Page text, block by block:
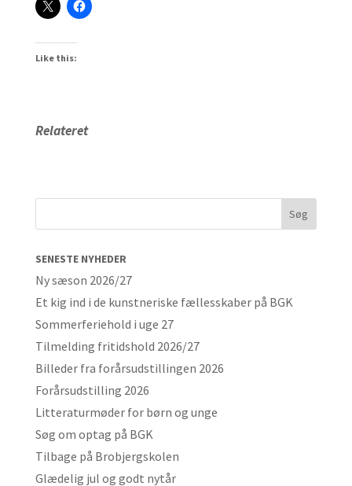
Like this:
Relateret
SENESTE NYHEDER
Ny sæson 2026/27
Et kig ind i de kunstneriske fællesskaber på BGK
Sommerferiehold i uge 27
Tilmelding fritidshold 2026/27
Billeder fra forårsudstillingen 2026
Forårsudstilling 2026
Litteraturmøder for børn og unge
Søg om optag på BGK
Tilbage på Brobjergskolen
Glædelig jul og godt nytår